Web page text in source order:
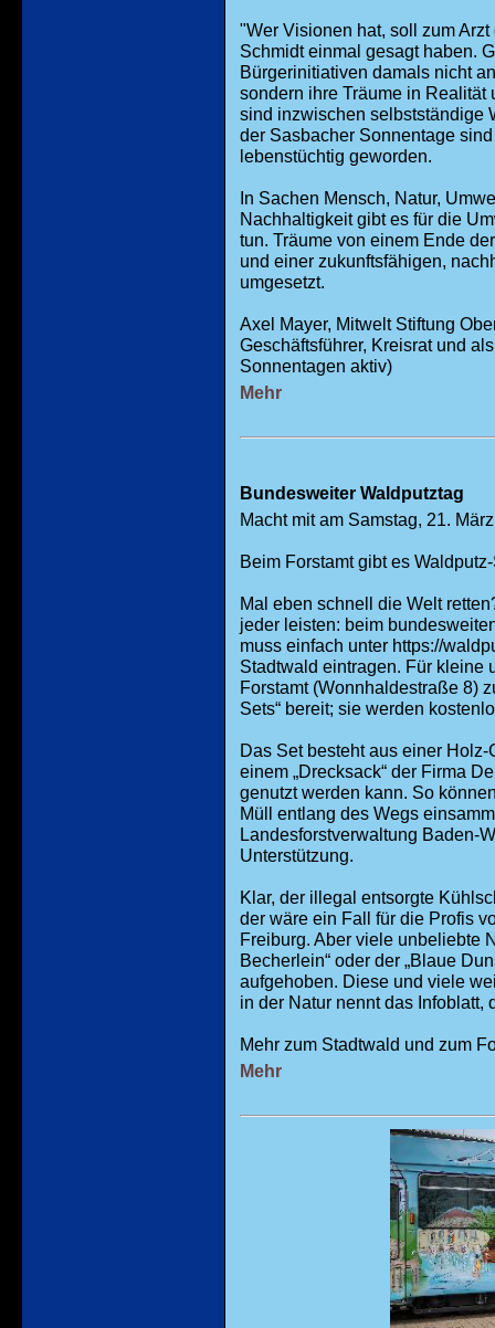
"Wer Visionen hat, soll zum
Schmidt einmal gesagt haben.
Bürgerinitiativen damals nicht
sondern ihre Träume in
sind inzwischen selbstständige
der Sasbacher Sonnentage
lebenstüchtig geworden.
In Sachen Mensch, Natur,
Nachhaltigkeit gibt es für die
tun. Träume von einem Ende
und einer zukunftsfähigen,
umgesetzt.
Axel Mayer, Mitwelt Stiftung
Geschäftsführer, Kreisrat und
Sonnentagen aktiv)
Mehr
Bundesweiter Waldputztag
Macht mit am Samstag, 21.
Beim Forstamt gibt es
Mal eben schnell die Welt
jeder leisten: beim
muss einfach unter https://
Stadtwald eintragen. Für kleine
Forstamt (Wonnhaldestraße 8)
Sets“ bereit; sie werden
Das Set besteht aus einer
einem „Drecksack“ der Firma
genutzt werden kann. So
Müll entlang des Wegs
Landesforstverwaltung Baden-
Unterstützung.
Klar, der illegal entsorgte
der wäre ein Fall für die Profis
Freiburg. Aber viele unbeliebte
Becherlein“ oder der „Blaue
aufgehoben. Diese und viele
in der Natur nennt das Infoblatt,
Mehr zum Stadtwald und zum
Mehr